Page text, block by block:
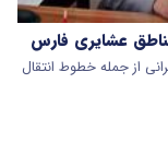
عشایری فارس
از جمله خطوط انتقال